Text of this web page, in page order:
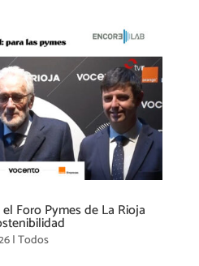
Foro Pymes de La Rioja
|Todos